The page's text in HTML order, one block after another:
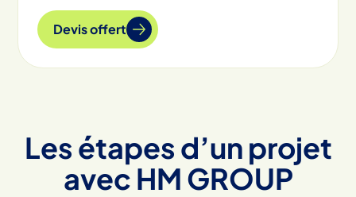
Devis offert
Les étapes d’un projet
avec HM GROUP